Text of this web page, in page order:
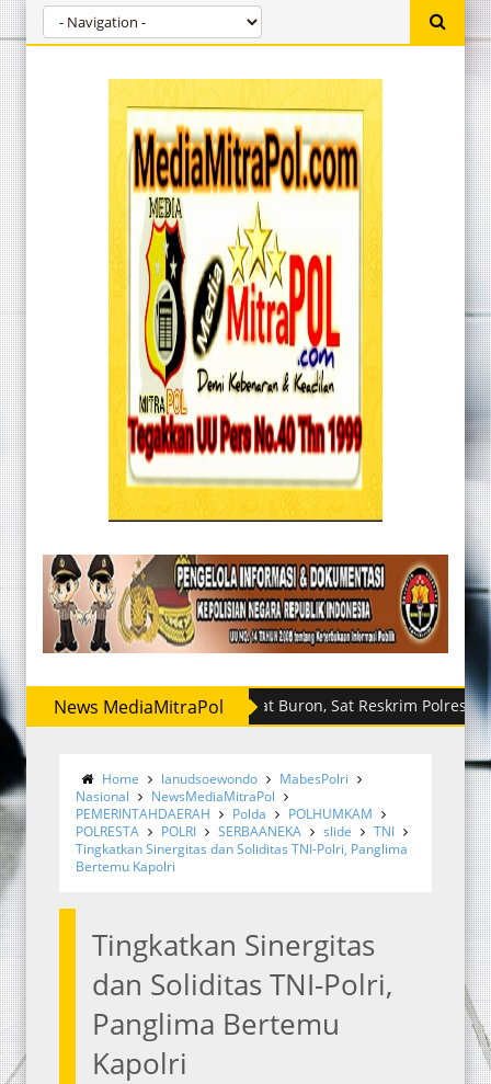
News MediaMitraPolSempat Buron, Sat Reskrim Polres Sergai
Home lanudsoewondo
MabesPolri
Nasional
NewsMediaMitraPol
PEMERINTAHDAERAH
Polda
POLHUMKAM
POLRESTA
POLRI SERBAANEKA slide
TNI
Tingkatkan Sinergitas dan Soliditas TNI-Polri, Panglima
Bertemu Kapolri
Tingkatkan Sinergitas
dan Soliditas TNI-Polri,
Panglima Bertemu
Kapolri